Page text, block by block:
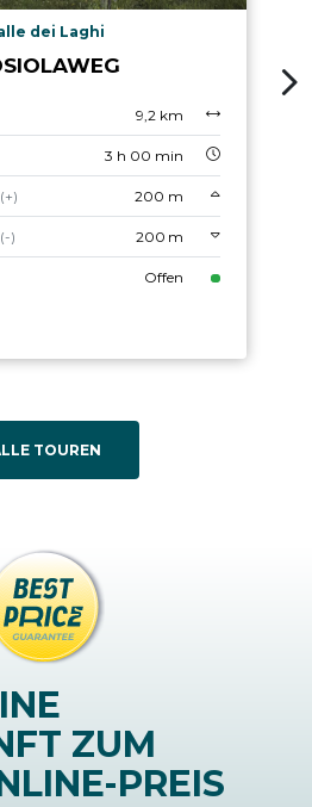
dei Laghi
9,2 km
3 h 00 min
200 m
) 200 m
Offen
TOUREN
ZUM
PREIS